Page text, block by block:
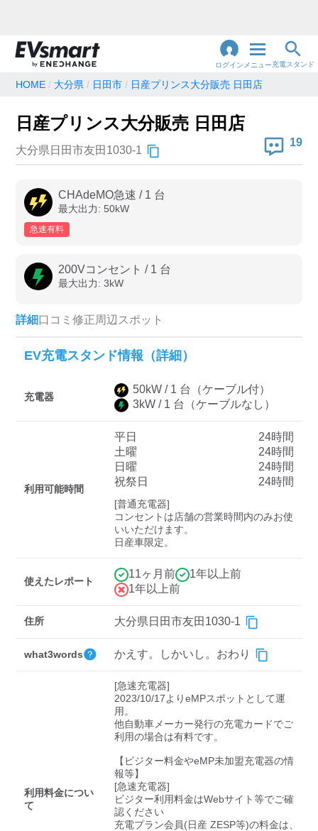
ログイン メニュー充電スタンド
地名・観光スポット・住所で検索
充電器の種類
急速充電器のみ表示
高速道路上のみ表示
認証システム
EV充電エネチェンジ
三菱ディーラーを表示
日産ディーラーを表示
すべて 中速-20kW-以上
HOME 大分県 日田市 日産プリンス大分販売 日田店
日産プリンス大分販売 日田店
大分県日田市友田1030-1
19
CHAdeMO急速 / 1 台
最大出力: 50kW
急速有料
200Vコンセント / 1 台
最大出力: 3kW
詳細口コミ 修正周辺スポット
EV充電スタンド情報（詳細）
充電器
50kW / 1 台
（ケーブル付）
3kW / 1 台 （ケーブルなし）
利用可能時間
平日
24時間
土曜
24時間
日曜
24時間
祝祭日
24時間
[普通充電器]
コンセントは店舗の営業時間内のみお使
いいただけます。
日産車限定。
使えたレポート
11ヶ月前
1年以上前
1年以上前
住所 大分県日田市友田1030-1
what3words かえす。しかいし。おわり
利用料金につい
て
[急速充電器]
2023/10/17よりeMPスポットとして運
用。
他自動車メーカー発行の充電カードでご
利用の場合は有料です。
【ビジター料金やeMP未加盟充電器の情
報等】
[急速充電器]
ビジター利用料金はWebサイト等でご確
認ください
充電プラン会員(日産 ZESP等)の料金は、